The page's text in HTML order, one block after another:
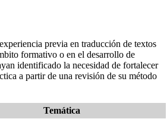
previa en traducción de textos
formativo o en el desarrollo de
identificado la necesidad de fortalecer
a partir de una revisión de su método
Temática